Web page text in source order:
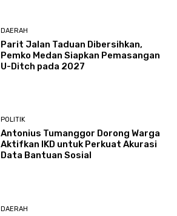
DAERAH
Parit Jalan Taduan Dibersihkan,
Pemko Medan Siapkan Pemasangan
U-Ditch pada 2027
POLITIK
Antonius Tumanggor Dorong Warga
Aktifkan IKD untuk Perkuat Akurasi
Data Bantuan Sosial
DAERAH